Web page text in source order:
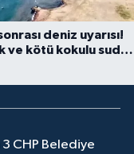
deniz uyarısı!
ve kötü kokulu suda
CHP Belediye